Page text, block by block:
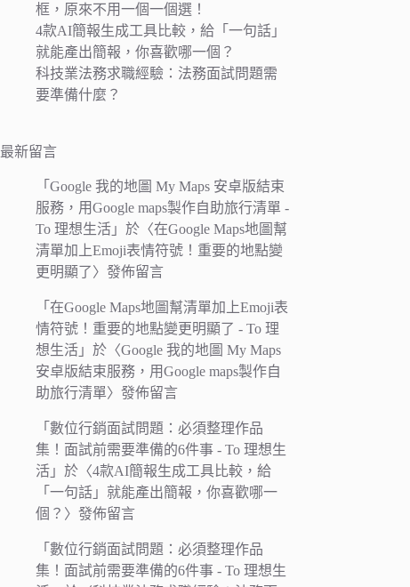
框，原來不用一個一個選！
4款AI簡報生成工具比較，給「一句話」
就能產出簡報，你喜歡哪一個？
科技業法務求職經驗：法務面試問題需
要準備什麼？
最新留言
「Google 我的地圖 My Maps 安卓版結束
服務，用Google maps製作自助旅行清單 -
To 理想生活 」於〈在Google Maps地圖幫
清單加上Emoji表情符號！重要的地點變
更明顯了〉發佈留言
「在Google Maps地圖幫清單加上Emoji表
情符號！重要的地點變更明顯了 - To 理
想生活 」於〈Google 我的地圖 My Maps
安卓版結束服務，用Google maps製作自
助旅行清單〉發佈留言
「數位行銷面試問題：必須整理作品
集！面試前需要準備的6件事 - To 理想生
活 」於〈4款AI簡報生成工具比較，給
「一句話」就能產出簡報，你喜歡哪一
個？ 〉發佈留言
「數位行銷面試問題：必須整理作品
集！面試前需要準備的6件事 - To 理想生